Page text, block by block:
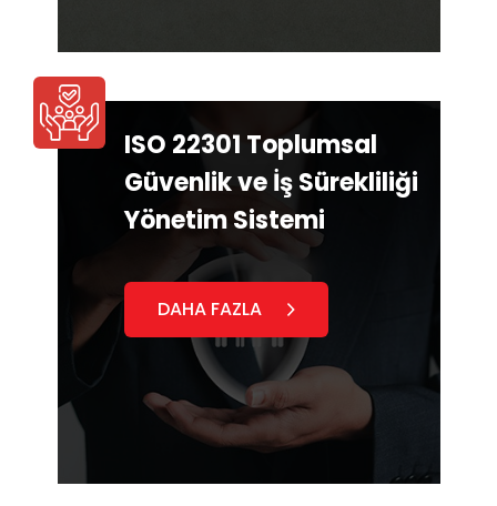
ISO 22301 Toplumsal
Güvenlik ve İş Sürekliliği
Yönetim Sistemi
DAHA FAZLA